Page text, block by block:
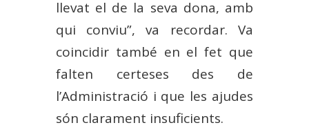
llevat el de la seva dona, amb
qui conviu”, va recordar. Va
coincidir també en el fet que
falten certeses des de
l’Administració i que les ajudes
són clarament insuficients.